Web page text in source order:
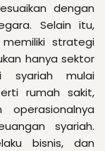
dengan
Selain itu,
strategi
hanya sektor
syariah mulai
rumah sakit,
syariah.
bisnis, dan